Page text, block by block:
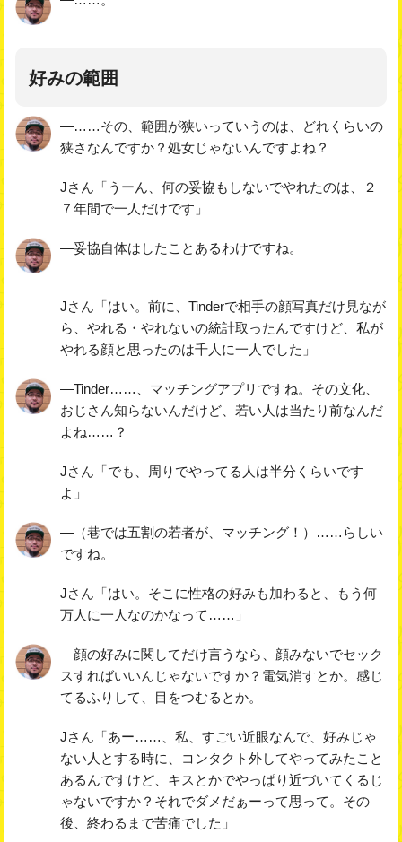
好みの範囲
―……その、範囲が狭いっていうのは、どれくらいの
狭さなんですか？処女じゃないんですよね？
Jさん「うーん、何の妥協もしないでやれたのは、２
７年間で一人だけです」
―妥協自体はしたことあるわけですね。
Jさん「はい。前に、Tinderで相手の顔写真だけ見なが
ら、やれる・やれないの統計取ったんですけど、私が
やれる顔と思ったのは千人に一人でした」
―Tinder……、マッチングアプリですね。その文化、
おじさん知らないんだけど、若い人は当たり前なんだ
よね……？
Jさん「でも、周りでやってる人は半分くらいです
よ」
―（巷では五割の若者が、マッチング！）……らしい
ですね。
Jさん「はい。そこに性格の好みも加わると、もう何
万人に一人なのかなって……」
―顔の好みに関してだけ言うなら、顔みないでセック
スすればいいんじゃないですか？電気消すとか。感じ
てるふりして、目をつむるとか。
Jさん「あー……、私、すごい近眼なんで、好みじゃ
ない人とする時に、コンタクト外してやってみたこと
あるんですけど、キスとかでやっぱり近づいてくるじ
ゃないですか？それでダメだぁーって思って。その
後、終わるまで苦痛でした」